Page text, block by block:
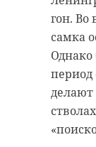
гон. Во
самка
период
делают
района.
других
Для